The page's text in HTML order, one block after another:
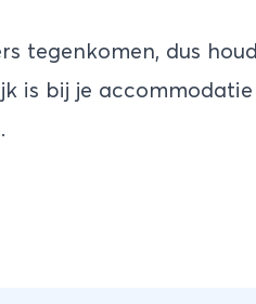
tegenkomen, dus houd
is bij je accommodatie